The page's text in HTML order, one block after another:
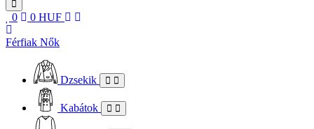
0 0 HUF
Férfiak Nők
Dzsekik
Kabátok